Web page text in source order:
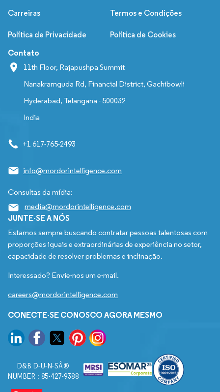
Carreiras Termos e Condições
Política de Privacidade Política de Cookies
Contato
11th Floor, Rajapushpa Summit
Nanakramguda Rd, Financial District, Gachibowli
Hyderabad, Telangana - 500032
India
+1 617-765-2493
info@mordorintelligence.com
Consultas da mídia:
media@mordorintelligence.com
JUNTE-SE A NÓS
Estamos sempre buscando contratar pessoas talentosas com
proporções iguais e extraordinárias de experiência no setor,
capacidade de resolver problemas e inclinação.
Interessado? Envie-nos um e-mail.
careers@mordorintelligence.com
CONECTE-SE CONOSCO AGORA MESMO
D&B D-U-N-SÂ®
NUMBER : 85-427-9388